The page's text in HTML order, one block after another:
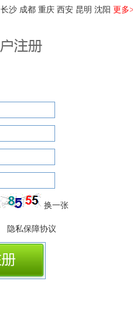
长沙 成都 重庆 西安 昆明 沈阳 更多
换一张
隐私保障协议